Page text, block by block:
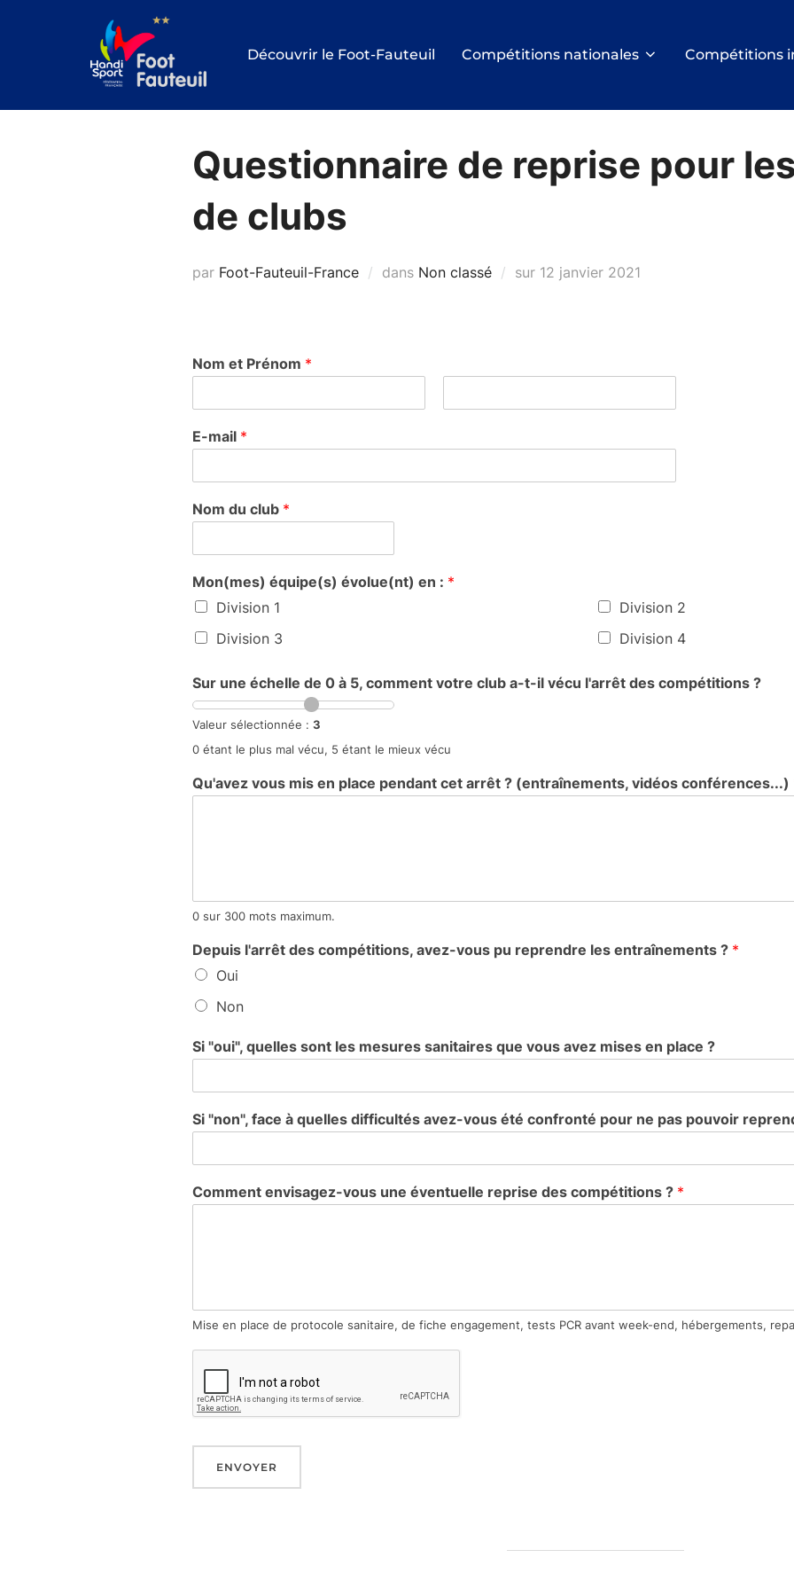
Découvrir le Foot-Fauteuil Compétitions nationales Compétitions
Questionnaire de reprise pour
de clubs
par Foot-Fauteuil-France dans Non classé sur Publié
12 janvier 2021
Nom et Prénom *
r
é
m
E-mail *
Nom du club *
Mon(mes) équipe(s) évolue(nt) en : *
Division 1
Division 2
Division 3
Division 4
Sur une échelle de 0 à 5, comment votre club a-t-il vécu l'arrêt des compétitions ?
Valeur sélectionnée : 3
0 étant le plus mal vécu, 5 étant le mieux vécu
Qu'avez vous mis en place pendant cet arrêt ? (entraînements, vidéos conférences...)
0 sur 300 mots maximum.
Depuis l'arrêt des compétitions, avez-vous pu reprendre les entraînements ? *
Oui
Non
Si "oui", quelles sont les mesures sanitaires que vous avez mises en place ?
Si "non", face à quelles difficultés avez-vous été confronté pour ne pas pouvoir
Comment envisagez-vous une éventuelle reprise des compétitions ? *
Mise en place de protocole sanitaire, de fiche engagement, tests PCR avant week-end, hébergements,
ENVOYER